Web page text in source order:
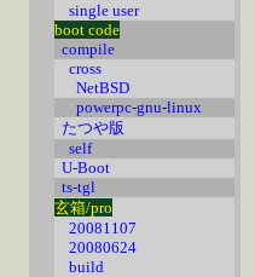
single user
boot code
compile
cross
NetBSD
powerpc-gnu-linux
たつや版
self
U-Boot
ts-tgl
玄箱/pro
20081107
20080624
build